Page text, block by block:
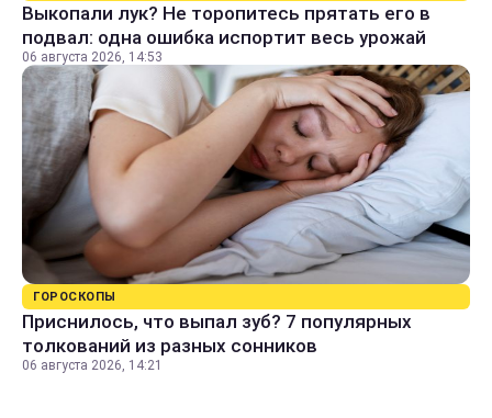
Выкопали лук? Не торопитесь прятать его в
подвал: одна ошибка испортит весь урожай
06 августа 2026, 14:53
ГОРОСКОПЫ
Приснилось, что выпал зуб? 7 популярных
толкований из разных сонников
06 августа 2026, 14:21